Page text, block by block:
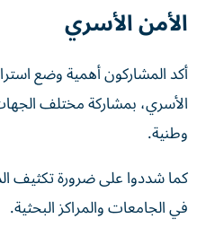
الأمن الأسري
أكد المشاركون أهمية وضع
الأسري، بمشاركة مختلف الجهات
وطنية.
كما شددوا على ضرورة تكثيف
في الجامعات والمراكز البحثية.